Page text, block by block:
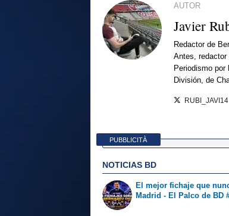
AUTOR
Javier
Redactor de
Antes, redactor
Periodismo
División, de
RUBI_JAVI14
PUBBLICITÀ
NOTICIAS BD
El mejor fichaje que
Madrid - El Palco de BD